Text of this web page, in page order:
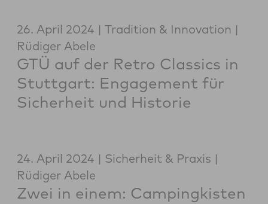
26. April 2024
Tradition & Innovation
Rüdiger Abele
GTÜ auf der Retro Classics in
Stuttgart: Engagement für
Sicherheit und Historie
24. April 2024
Sicherheit & Praxis
Rüdiger Abele
Zwei in einem: Campingkisten